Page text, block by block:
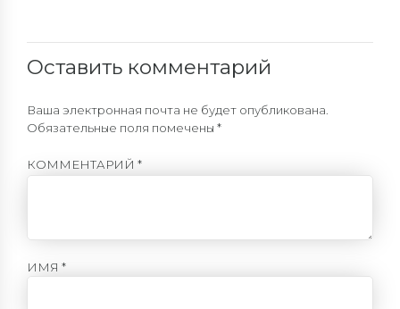
Оставить комментарий
Ваша электронная почта не будет опубликована.
Обязательные поля помечены *
КОММЕНТАРИЙ *
ИМЯ *